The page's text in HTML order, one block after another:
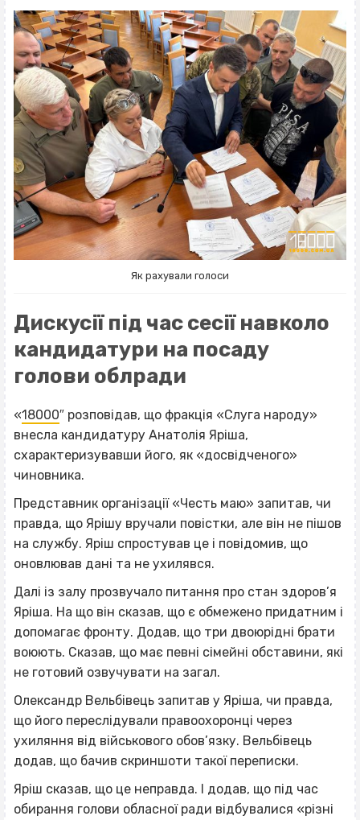
Як рахували голоси
Дискусії під час сесії навколо
кандидатури на посаду
голови облради
«18000″ розповідав, що фракція «Слуга народу»
внесла кандидатуру Анатолія Яріша,
схарактеризувавши його, як «досвідченого»
чиновника.
Представник організації «Честь маю» запитав, чи
правда, що Ярішу вручали повістки, але він не пішов
на службу. Яріш спростував це і повідомив, що
оновлював дані та не ухилявся.
Далі із залу прозвучало питання про стан здоров’я
Яріша. На що він сказав, що є обмежено придатним і
допомагає фронту. Додав, що три двоюрідні брати
воюють. Сказав, що має певні сімейні обставини, які
не готовий озвучувати на загал.
Олександр Вельбівець запитав у Яріша, чи правда,
що його переслідували правоохоронці через
ухиляння від військового обов’язку. Вельбівець
додав, що бачив скриншоти такої переписки.
Яріш сказав, що це неправда. І додав, що під час
обирання голови обласної ради відбувалися «різні